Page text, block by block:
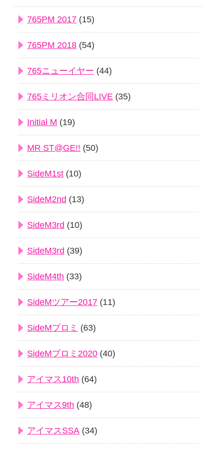
765PM 2017 (15)
765PM 2018 (54)
765ニューイヤー (44)
765ミリオン合同LIVE (35)
Initial M (19)
MR ST@GE!! (50)
SideM1st (10)
SideM2nd (13)
SideM3rd (10)
SideM3rd (39)
SideM4th (33)
SideMツアー2017 (11)
SideMプロミ (63)
SideMプロミ2020 (40)
アイマス10th (64)
アイマス9th (48)
アイマスSSA (34)